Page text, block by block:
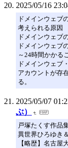
2025/05/16
ドメインウェブ
考えられる原因
ドメインウェブ
ドメインウェブ
～24時間かかる
ドメインウェブ
アカウントが存
る。
2025/05/07
ぶ）
戸塚たくす作品
異世界ひろゆき
【略歴】名古